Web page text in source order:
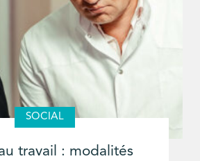
SOCIAL
travail : modalités